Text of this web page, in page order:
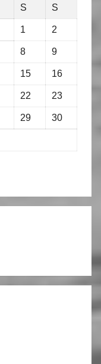
S S
1 2
8 9
15 16
22 23
29 30